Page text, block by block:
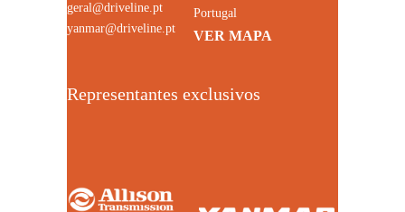
geral@driveline.pt
yanmar@driveline.pt
Portugal
VER MAPA
Representantes exclusivos